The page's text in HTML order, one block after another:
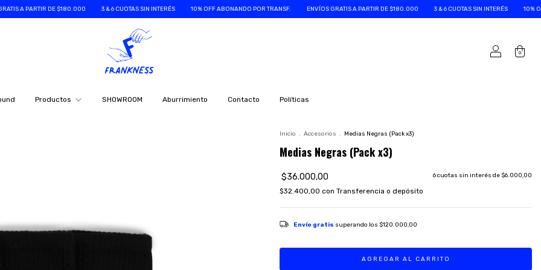
$180.000 3 & 6 CUOTAS SIN INTERÉS 10% OFF ABONANDO POR TRANSF. ENVÍOS GRATIS A PARTIR DE $180.000 3 & 6 CUOTAS SIN INTERÉS 10% OFF ABONANDO
0
Productos SHOWROOM Aburrimiento Contacto Políticas
Inicio . Accesorios . Medias Negras (Pack x3)
Medias Negras (Pack x3)
$36.000,00 6cuotas sin interés de $6.000,00
$32.400,00 con Transferencia o depósito
Envío gratis superando los $120.000,00